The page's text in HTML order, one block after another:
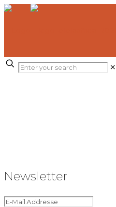
✕
Newsletter